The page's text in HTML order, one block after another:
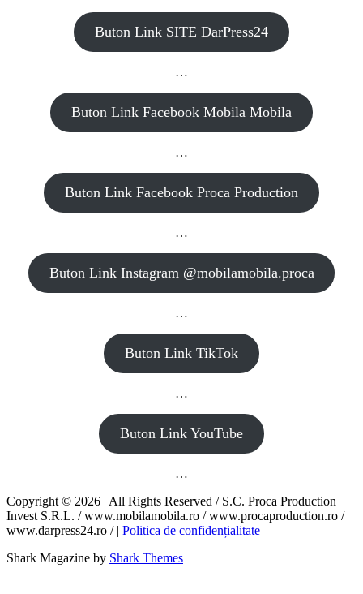
Buton Link SITE DarPress24
…
Buton Link Facebook Mobila Mobila
…
Buton Link Facebook Proca Production
…
Buton Link Instagram @mobilamobila.proca
…
Buton Link TikTok
…
Buton Link YouTube
…
Copyright © 2026 | All Rights Reserved / S.C. Proca Production
Invest S.R.L. / www.mobilamobila.ro / www.procaproduction.ro /
www.darpress24.ro / | Politica de confidențialitate
Shark Magazine by Shark Themes